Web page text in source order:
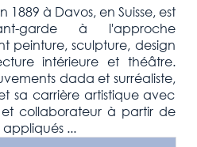
1889 à Davos, en Suisse, est
garde à l'approche
peinture, sculpture, design
intérieure et théâtre.
dada et surréaliste,
sa carrière artistique avec
collaborateur à partir de
appliqués ...